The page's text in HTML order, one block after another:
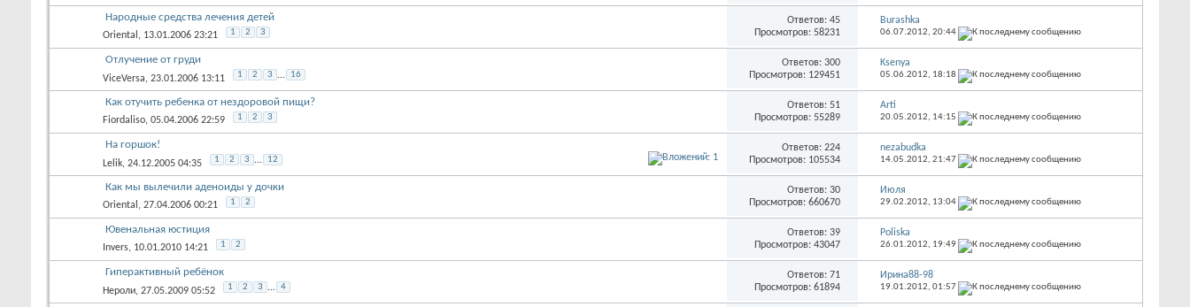
Народные средства лечения детей
Oriental , 13.01.2006 23:21 1 2 3
Ответов: 45
Просмотров: 58231
Burashka
06.07.2012, 20:44
Отлучение от груди
ViceVersa, 23.01.2006 13:11 1 2 3 ... 16
Ответов: 300
Просмотров: 129451
Ksenya
05.06.2012, 18:18
Как отучить ребенка от нездоровой пищи?
Fiordaliso, 05.04.2006 22:59 1 2 3
Ответов: 51
Просмотров: 55289
Arti
20.05.2012, 14:15
На горшок!
Lelik, 24.12.2005 04:35 1 2 3 ... 12
Ответов: 224
Просмотров: 105534
nezabudka
14.05.2012, 21:47
Как мы вылечили аденоиды у дочки
Oriental , 27.04.2006 00:21 1 2
Ответов: 30
Просмотров: 660670
Июля
29.02.2012, 13:04
Ювенальная юстиция
Invers, 10.01.2010 14:21 1 2
Ответов: 39
Просмотров: 43047
Poliska
26.01.2012, 19:49
Гиперактивный ребёнок
Нероли, 27.05.2009 05:52 1 2 3 ... 4
Ответов: 71
Просмотров: 61894
Ирина88-98
19.01.2012, 01:57